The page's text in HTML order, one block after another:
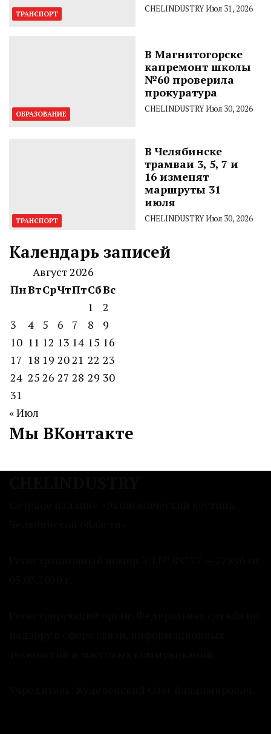
ТРАНСПОРТ CHELINDUSTRYИюл 31, 2026
ОБРАЗОВАНИЕ
В Магнитогорске
капремонт школы
№60 проверила
прокуратура
CHELINDUSTRYИюл 30, 2026
ТРАНСПОРТ
В Челябинске
трамваи 3, 5, 7 и
16 изменят
маршруты 31
июля
CHELINDUSTRYИюл 30, 2026
Календарь записей
Август 2026
ПнВтСрЧтПтСбВс
1
2
3
4 5 6 7 8
9
10 11 12 13 14 15 16
17 18 19 2021 22 23
24 25 26 27 28 29 30
31
« Июл
Мы ВКонтакте